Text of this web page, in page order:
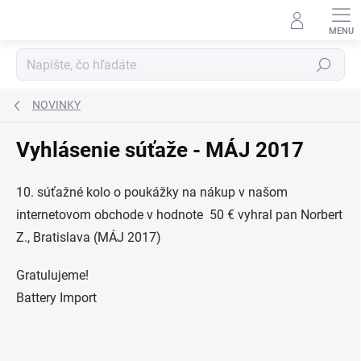
Hľadať
NOVINKY
Vyhlásenie súťaže - MÁJ 2017
10. súťažné kolo o poukážky na nákup v našom
internetovom obchode v hodnote 50 € vyhral pan Norbert
Z., Bratislava (MÁJ 2017)
Gratulujeme!
Battery Import